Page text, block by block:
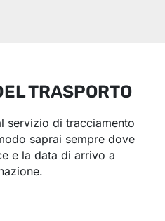
TRASPORTO
servizio di tracciamento
saprai sempre dove
e la data di arrivo a